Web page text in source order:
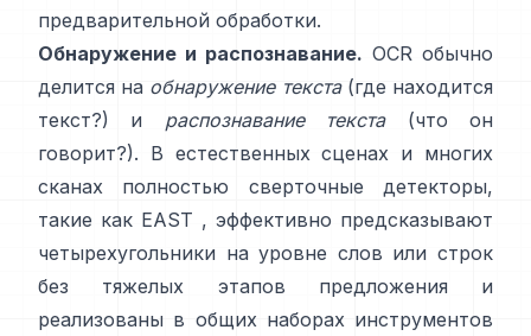
предварительной обработки.
Обнаружение и распознавание. OCR обычно
делится на обнаружение текста(где находится
текст?) и распознавание текста(что он
говорит?). В естественных сценах и многих
сканах полностью сверточные детекторы,
такие как EAST , эффективно предсказывают
четырехугольники на уровне слов или строк
без тяжелых этапов предложения и
реализованы в общих наборах инструментов